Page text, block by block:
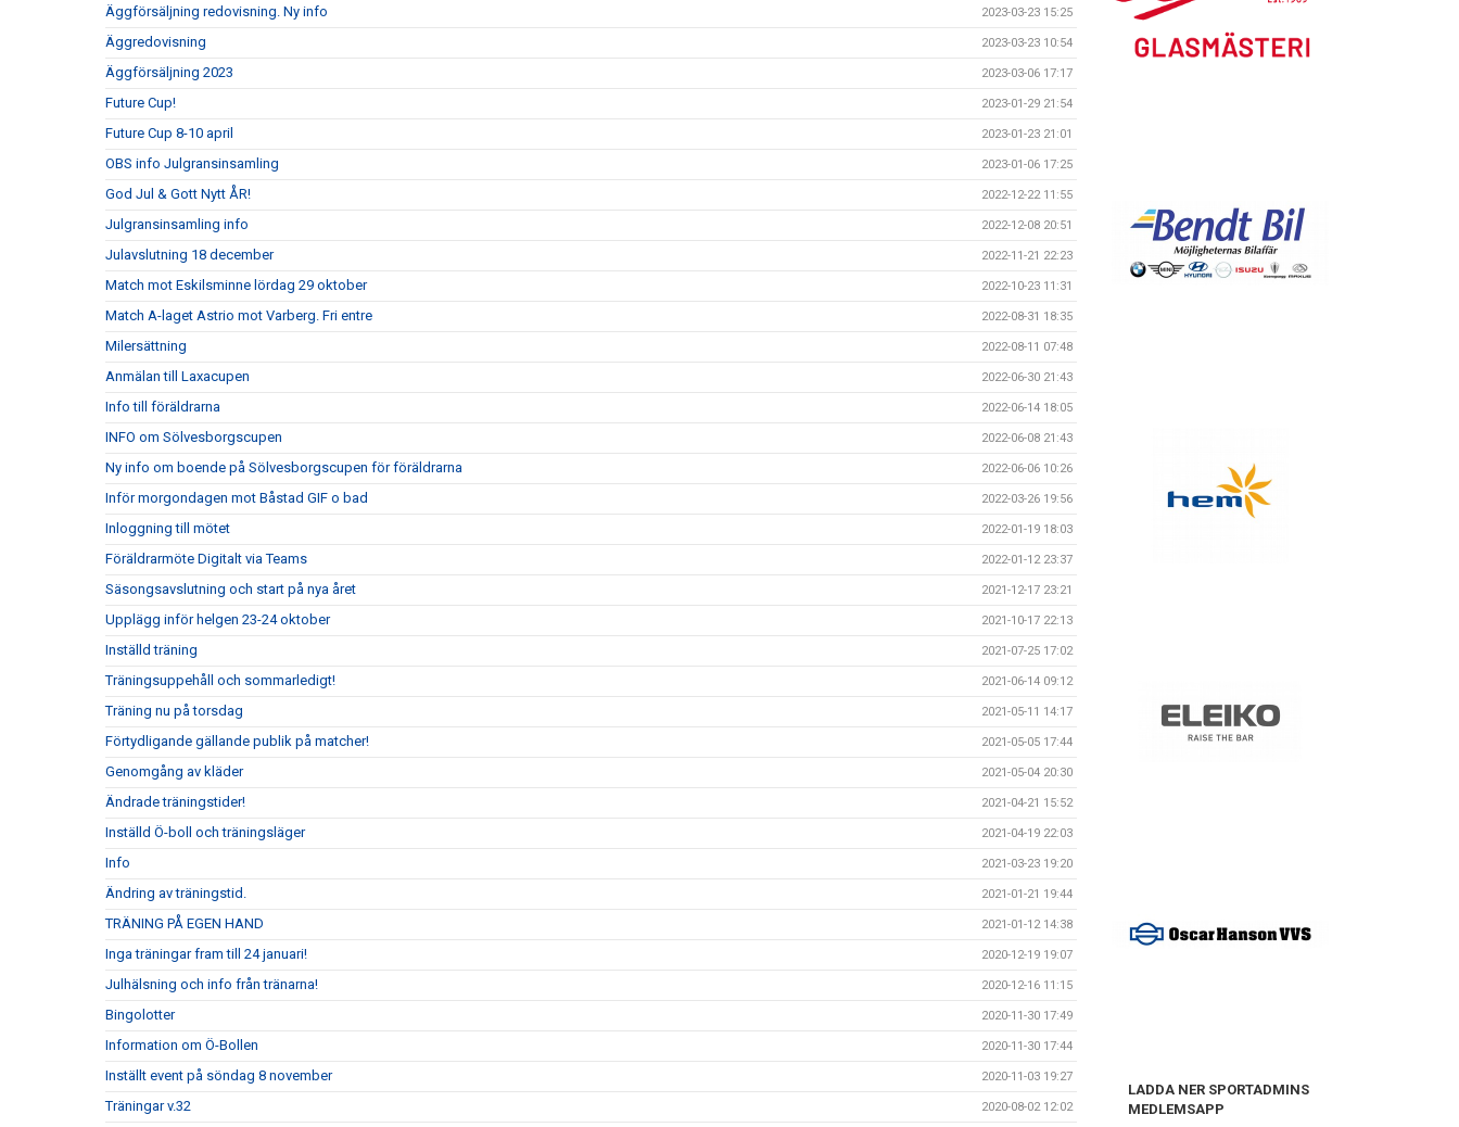
Äggförsäljning redovisning. Ny info 2023-03-23 15:25
Äggredovisning 2023-03-23 10:54
Äggförsäljning 2023 2023-03-06 17:17
Future Cup! 2023-01-29 21:54
Future Cup 8-10 april 2023-01-23 21:01
OBS info Julgransinsamling 2023-01-06 17:25
God Jul & Gott Nytt ÅR! 2022-12-22 11:55
Julgransinsamling info 2022-12-08 20:51
Julavslutning 18 december 2022-11-21 22:23
Match mot Eskilsminne lördag 29 oktober 2022-10-23 11:31
Match A-laget Astrio mot Varberg. Fri entre 2022-08-31 18:35
Milersättning 2022-08-11 07:48
Anmälan till Laxacupen 2022-06-30 21:43
Info till föräldrarna 2022-06-14 18:05
INFO om Sölvesborgscupen 2022-06-08 21:43
Ny info om boende på Sölvesborgscupen för föräldrarna 2022-06-06 10:26
Inför morgondagen mot Båstad GIF o bad 2022-03-26 19:56
Inloggning till mötet 2022-01-19 18:03
Föräldrarmöte Digitalt via Teams 2022-01-12 23:37
Säsongsavslutning och start på nya året 2021-12-17 23:21
Upplägg inför helgen 23-24 oktober 2021-10-17 22:13
Inställd träning 2021-07-25 17:02
Träningsuppehåll och sommarledigt! 2021-06-14 09:12
Träning nu på torsdag 2021-05-11 14:17
Förtydligande gällande publik på matcher! 2021-05-05 17:44
Genomgång av kläder 2021-05-04 20:30
Ändrade träningstider! 2021-04-21 15:52
Inställd Ö-boll och träningsläger 2021-04-19 22:03
Info 2021-03-23 19:20
Ändring av träningstid. 2021-01-21 19:44
TRÄNING PÅ EGEN HAND 2021-01-12 14:38
Inga träningar fram till 24 januari! 2020-12-19 19:07
Julhälsning och info från tränarna! 2020-12-16 11:15
Bingolotter 2020-11-30 17:49
Information om Ö-Bollen 2020-11-30 17:44
Inställt event på söndag 8 november 2020-11-03 19:27
Träningar v.32 2020-08-02 12:02
LADDA NER SPORTADMINS
MEDLEMSAPP